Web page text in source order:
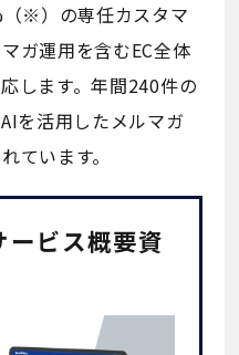
※）の専任カスタマ
ガ運用を含むEC全体
します。年間240件の
を活用したメルマガ
ています。
ービス概要資